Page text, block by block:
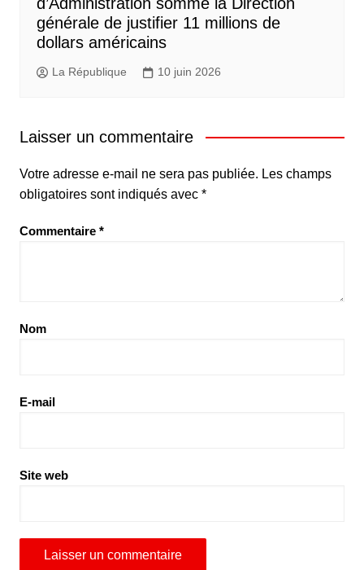
générale de justifier 11 millions de
dollars américains
La République 10 juin 2026
Laisser un commentaire
Votre adresse e-mail ne sera pas publiée. Les champs
obligatoires sont indiqués avec *
Commentaire *
Nom
E-mail
Site web